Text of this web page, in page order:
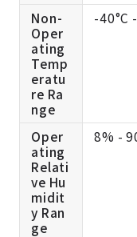
Non-
Oper
ating
Temp
eratu
re Ra
nge
-40°C
Oper
ating
Relati
ve Hu
midit
y Ran
ge
8% -